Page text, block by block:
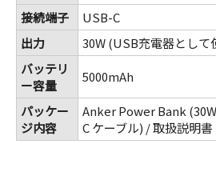
接続端子
USB-C
出力
30W (USB充電器として
バッテリ
ー容量
5000mAh
パッケー
ジ内容
Anker Power Bank
C ケーブル) / 取扱説明書